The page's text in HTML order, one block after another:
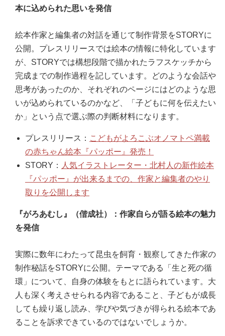
本に込められた思いを発信
絵本作家と編集者の対話を通じて制作背景をSTORYに
公開。プレスリリースでは絵本の情報に特化しています
が、STORYでは構想段階で描かれたラフスケッチから
完成までの制作過程を記しています。どのような会話や
思考があったのか、それぞれのページにはどのような思
いが込められているのかなど、「子どもに何を伝えたい
か」という点で選ぶ際の判断材料になります。
プレスリリース： こどもがよろこぶオノマトペ満載
の赤ちゃん絵本『パッポー』発売！
STORY：
人気イラストレーター・北村人の新作絵本
『パッポー』が出来るまでの、作家と編集者のやり
取りを公開します
『がろあむし』（偕成社）：作家自らが語る絵本の魅力
を発信
実際に数年にわたって昆虫を飼育・観察してきた作家の
制作秘話をSTORYに公開。テーマである「生と死の循
環」について、自身の体験をもとに語られています。大
人も深く考えさせられる内容であること、子どもが成長
しても繰り返し読み、学びや気づきが得られる絵本であ
ることを訴求できているのではないでしょうか。